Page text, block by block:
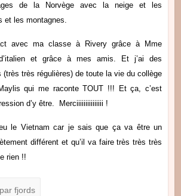
de la Norvège avec la neige et les
et les montagnes.
avec ma classe à Rivery grâce à Mme
et grâce à mes amis. Et j’ai des
(très très régulières) de toute la vie du collège
qui me raconte TOUT !!! Et ça, c’est
d’y être. Merciiiiiiiiiiiiiii !
le Vietnam car je sais que ça va être un
différent et qu’il va faire très très très
rien !!
fjords